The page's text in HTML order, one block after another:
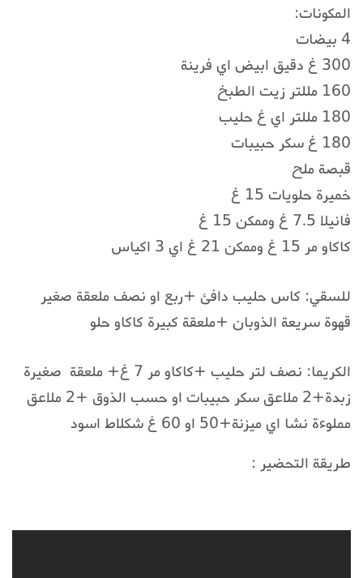
المكونات:
4 بيضات
300 غ دقيق ابيض اي فرينة
160 مللتر زيت الطبخ
180 مللتر اي غ حليب
180 غ سكر حبيبات
قبصة ملح
خميرة حلويات 15 غ
فانيلا 7.5 غ وممكن 15 غ
كاكاو مر 15 غ وممكن 21 غ اي 3 اكياس
للسقي: كاس حليب دافئ +ربع او نصف ملعقة صغير
قهوة سريعة الذوبان +ملعقة كبيرة كاكاو حلو
الكريما: نصف لتر حليب +كاكاو مر 7 غ+ ملعقة صغيرة
زبدة+2 ملاعق سكر حبيبات او حسب الذوق +2 ملاعق
مملوءة نشا اي ميزنة+50 او 60 غ شكلاط اسود
طريقة التحضير :